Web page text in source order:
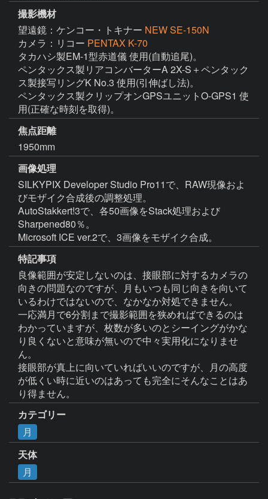
撮影機材
望遠鏡：ケンコー・トキナー NEW SE-150N
カメラ：リコー PENTAX K-70
タカハシ製EM-1型赤道儀 使用(自動追尾)。
ペンタックス製リアコンバーターA 2X-S＋ペンタック
ス製接写リングK No.3 使用(引伸ばし法)。
ペンタックス製クリップオンGPSユニットO-GPS1 使
用(正確な時刻を取得)。
焦点距離
1950mm
画像処理
SILKYPIX Developer Studio Pro11で、RAW現像およ
びモザイク合成後の調整処理。
AutoStakkert!3で、各50画像をStack処理および
Sharpened80％。
Microsoft ICE ver.2で、3画像をモザイク合成。
特記事項
良像範囲が安定しないのは、接眼部に対するカメラの
向きの問題なのですが、月もいつも同じ向きを向いて
いるわけではないので、なかなか対処できません。
一応満月で6分割まで撮影範囲を狭めればできるのは
わかっていますが、枚数が多いのとシーイングがかな
り良くないと意味が無いので中々実用化になりませ
ん。
接眼部が真上に向いていればいいのですが、月の高度
が低くい時に近いのはあっても完全にそんなことはあ
り得ません。
カテゴリー
月
天体
月